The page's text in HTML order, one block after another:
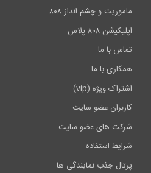
ماموریت و چشم انداز ۸۰۸
اپلیکیشن ۸۰۸ پلاس
تماس با ما
همکاری با ما
اشتراک ویژه (vip)
کاربران عضو سایت
شرکت های عضو سایت
شرایط استفاده
پرتال جذب نمایندگی ها